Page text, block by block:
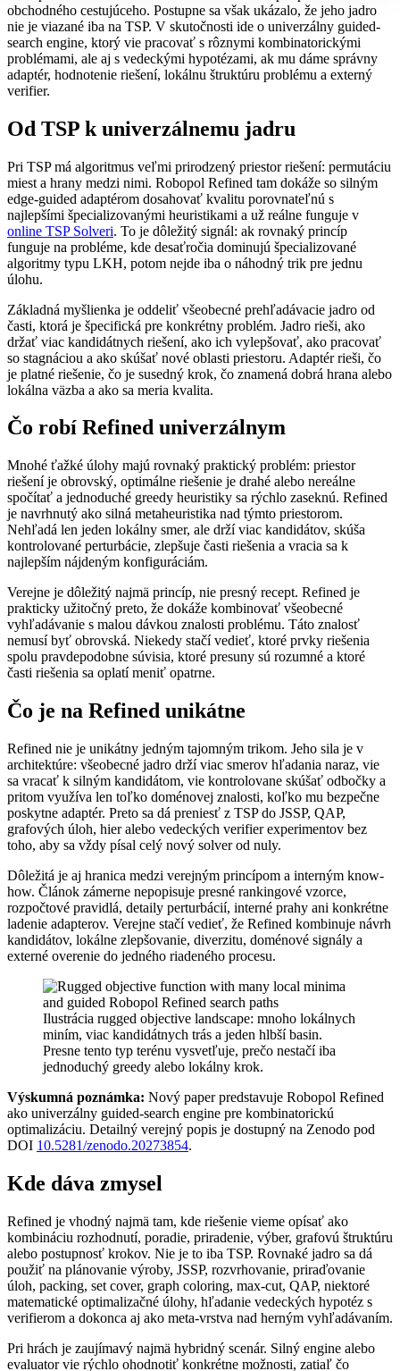
obchodného cestujúceho. Postupne sa však ukázalo, že jeho jadro
nie je viazané iba na TSP. V skutočnosti ide o univerzálny guided-
search engine, ktorý vie pracovať s rôznymi kombinatorickými
problémami, ale aj s vedeckými hypotézami, ak mu dáme správny
adaptér, hodnotenie riešení, lokálnu štruktúru problému a externý
verifier.
Od TSP k univerzálnemu jadru
Pri TSP má algoritmus veľmi prirodzený priestor riešení: permutáciu
miest a hrany medzi nimi. Robopol Refined tam dokáže so silným
edge-guided adaptérom dosahovať kvalitu porovnateľnú s
najlepšími špecializovanými heuristikami a už reálne funguje v
online TSP Solveri. To je dôležitý signál: ak rovnaký princíp
funguje na probléme, kde desaťročia dominujú špecializované
algoritmy typu LKH, potom nejde iba o náhodný trik pre jednu
úlohu.
Základná myšlienka je oddeliť všeobecné prehľadávacie jadro od
časti, ktorá je špecifická pre konkrétny problém. Jadro rieši, ako
držať viac kandidátnych riešení, ako ich vylepšovať, ako pracovať
so stagnáciou a ako skúšať nové oblasti priestoru. Adaptér rieši, čo
je platné riešenie, čo je susedný krok, čo znamená dobrá hrana alebo
lokálna väzba a ako sa meria kvalita.
Čo robí Refined univerzálnym
Mnohé ťažké úlohy majú rovnaký praktický problém: priestor
riešení je obrovský, optimálne riešenie je drahé alebo nereálne
spočítať a jednoduché greedy heuristiky sa rýchlo zaseknú. Refined
je navrhnutý ako silná metaheuristika nad týmto priestorom.
Nehľadá len jeden lokálny smer, ale drží viac kandidátov, skúša
kontrolované perturbácie, zlepšuje časti riešenia a vracia sa k
najlepším nájdeným konfiguráciám.
Verejne je dôležitý najmä princíp, nie presný recept. Refined je
prakticky užitočný preto, že dokáže kombinovať všeobecné
vyhľadávanie s malou dávkou znalosti problému. Táto znalosť
nemusí byť obrovská. Niekedy stačí vedieť, ktoré prvky riešenia
spolu pravdepodobne súvisia, ktoré presuny sú rozumné a ktoré
časti riešenia sa oplatí meniť opatrne.
Čo je na Refined unikátne
Refined nie je unikátny jedným tajomným trikom. Jeho sila je v
architektúre: všeobecné jadro drží viac smerov hľadania naraz, vie
sa vracať k silným kandidátom, vie kontrolovane skúšať odbočky a
pritom využíva len toľko doménovej znalosti, koľko mu bezpečne
poskytne adaptér. Preto sa dá preniesť z TSP do JSSP, QAP,
grafových úloh, hier alebo vedeckých verifier experimentov bez
toho, aby sa vždy písal celý nový solver od nuly.
Dôležitá je aj hranica medzi verejným princípom a interným know-
how. Článok zámerne nepopisuje presné rankingové vzorce,
rozpočtové pravidlá, detaily perturbácií, interné prahy ani konkrétne
ladenie adapterov. Verejne stačí vedieť, že Refined kombinuje návrh
kandidátov, lokálne zlepšovanie, diverzitu, doménové signály a
externé overenie do jedného riadeného procesu.
Ilustrácia rugged objective landscape: mnoho lokálnych
miním, viac kandidátnych trás a jeden hlbší basin.
Presne tento typ terénu vysvetľuje, prečo nestačí iba
jednoduchý greedy alebo lokálny krok.
Výskumná poznámka: Nový paper predstavuje Robopol Refined
ako univerzálny guided-search engine pre kombinatorickú
optimalizáciu. Detailný verejný popis je dostupný na Zenodo pod
DOI 10.5281/zenodo.20273854.
Kde dáva zmysel
Refined je vhodný najmä tam, kde riešenie vieme opísať ako
kombináciu rozhodnutí, poradie, priradenie, výber, grafovú štruktúru
alebo postupnosť krokov. Nie je to iba TSP. Rovnaké jadro sa dá
použiť na plánovanie výroby, JSSP, rozvrhovanie, priraďovanie
úloh, packing, set cover, graph coloring, max-cut, QAP, niektoré
matematické optimalizačné úlohy, hľadanie vedeckých hypotéz s
verifierom a dokonca aj ako meta-vrstva nad herným vyhľadávaním.
Pri hrách je zaujímavý najmä hybridný scenár. Silný engine alebo
evaluator vie rýchlo ohodnotiť konkrétne možnosti, zatiaľ čo